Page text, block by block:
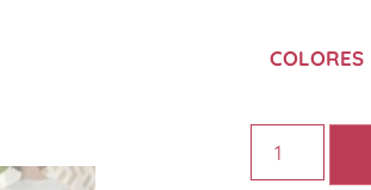
COLORES